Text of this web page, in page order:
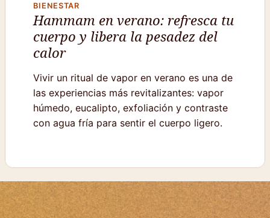
BIENESTAR
Hammam en verano: refresca tu
cuerpo y libera la pesadez del
calor
Vivir un ritual de vapor en verano es una de
las experiencias más revitalizantes: vapor
húmedo, eucalipto, exfoliación y contraste
con agua fría para sentir el cuerpo ligero.